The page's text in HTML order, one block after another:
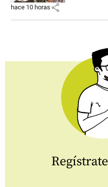
hace 10 horas share
Regístrate